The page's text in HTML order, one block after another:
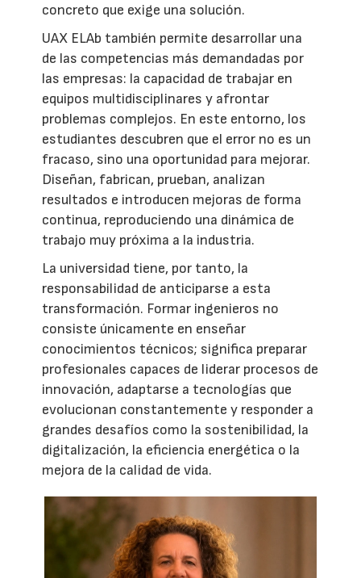
concreto que exige una solución.
UAX ELAb también permite desarrollar una
de las competencias más demandadas por
las empresas: la capacidad de trabajar en
equipos multidisciplinares y afrontar
problemas complejos. En este entorno, los
estudiantes descubren que el error no es un
fracaso, sino una oportunidad para mejorar.
Diseñan, fabrican, prueban, analizan
resultados e introducen mejoras de forma
continua, reproduciendo una dinámica de
trabajo muy próxima a la industria.
La universidad tiene, por tanto, la
responsabilidad de anticiparse a esta
transformación. Formar ingenieros no
consiste únicamente en enseñar
conocimientos técnicos; significa preparar
profesionales capaces de liderar procesos de
innovación, adaptarse a tecnologías que
evolucionan constantemente y responder a
grandes desafíos como la sostenibilidad, la
digitalización, la eficiencia energética o la
mejora de la calidad de vida.